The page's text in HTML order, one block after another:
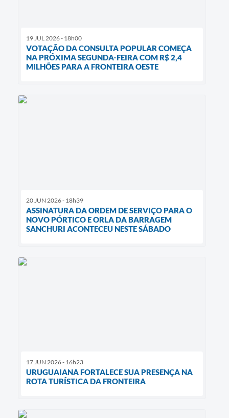
19 JUL 2026 - 18h00
VOTAÇÃO DA CONSULTA POPULAR COMEÇA
NA PRÓXIMA SEGUNDA-FEIRA COM R$ 2,4
MILHÕES PARA A FRONTEIRA OESTE
20 JUN 2026 - 18h39
ASSINATURA DA ORDEM DE SERVIÇO PARA O
NOVO PÓRTICO E ORLA DA BARRAGEM
SANCHURI ACONTECEU NESTE SÁBADO
17 JUN 2026 - 16h23
URUGUAIANA FORTALECE SUA PRESENÇA NA
ROTA TURÍSTICA DA FRONTEIRA